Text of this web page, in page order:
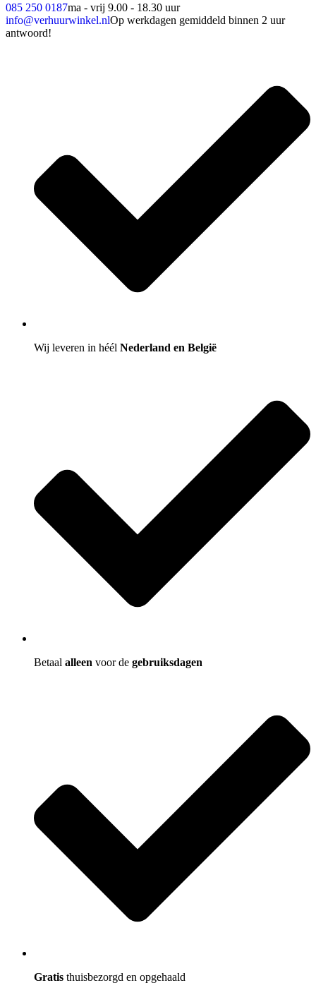
085 250 0187ma - vrij 9.00 - 18.30 uur
info@verhuurwinkel.nlOp werkdagen gemiddeld binnen 2 uur
antwoord!
Wij leveren in héél Nederland en België
Betaal alleen voor de gebruiksdagen
Gratis thuisbezorgd en opgehaald